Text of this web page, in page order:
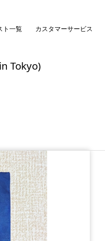
ト一覧 カスタマーサービス
Tokyo)